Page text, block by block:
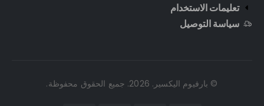
تعليمات الاستخدام
سياسة التوصيل
© بارفيوم اليكسير. 2026. جميع الحقوق محفوظة.